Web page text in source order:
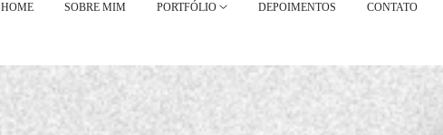
HOME SOBRE MIM PORTFÓLIO DEPOIMENTOS CONTATO